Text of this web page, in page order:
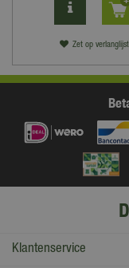
Zet op verlanglijst
Klantenservice